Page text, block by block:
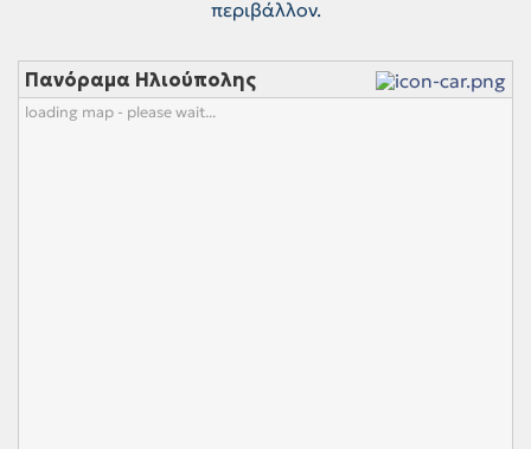
περιβάλλον.
Πανόραμα Ηλιούπολης
loading map - please wait...